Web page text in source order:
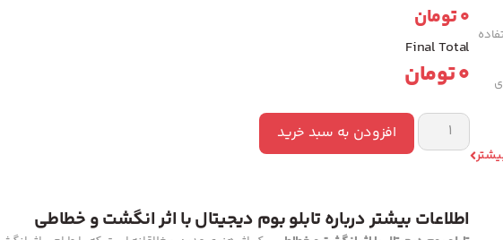
0تومان
Final Total
0تومان
افزودن به سبد خرید
اطلاعات بیشتر درباره تابلو بوم دیجیتال با اثر انگشت و خطاطی